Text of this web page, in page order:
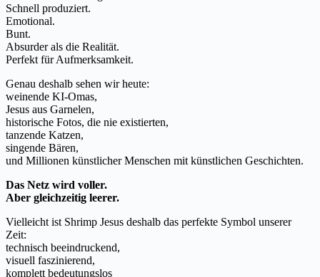
Schnell produziert.
Emotional.
Bunt.
Absurder als die Realität.
Perfekt für Aufmerksamkeit.
Genau deshalb sehen wir heute:
weinende KI-Omas,
Jesus aus Garnelen,
historische Fotos, die nie existierten,
tanzende Katzen,
singende Bären,
und Millionen künstlicher Menschen mit künstlichen Geschichten.
Das Netz wird voller.
Aber gleichzeitig leerer.
Vielleicht ist Shrimp Jesus deshalb das perfekte Symbol unserer
Zeit:
technisch beeindruckend,
visuell faszinierend,
komplett bedeutungslos